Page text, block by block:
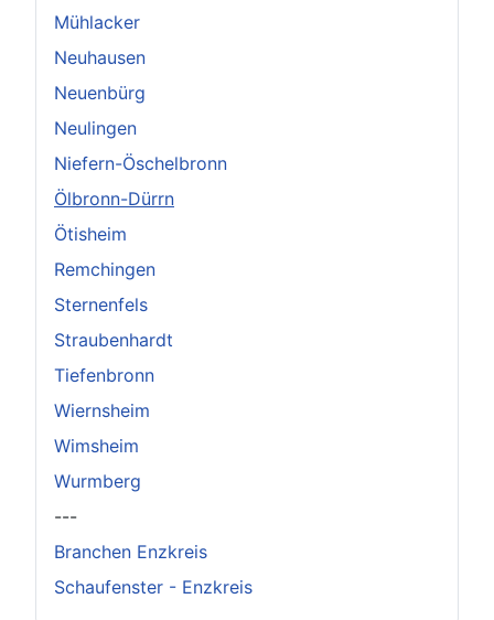
Mühlacker
Neuhausen
Neuenbürg
Neulingen
Niefern-Öschelbronn
Ölbronn-Dürrn
Ötisheim
Remchingen
Sternenfels
Straubenhardt
Tiefenbronn
Wiernsheim
Wimsheim
Wurmberg
---
Branchen Enzkreis
Schaufenster - Enzkreis